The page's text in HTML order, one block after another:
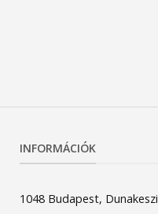
INFORMÁCIÓK
1048 Budapest,